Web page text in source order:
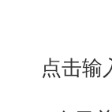
点击输入